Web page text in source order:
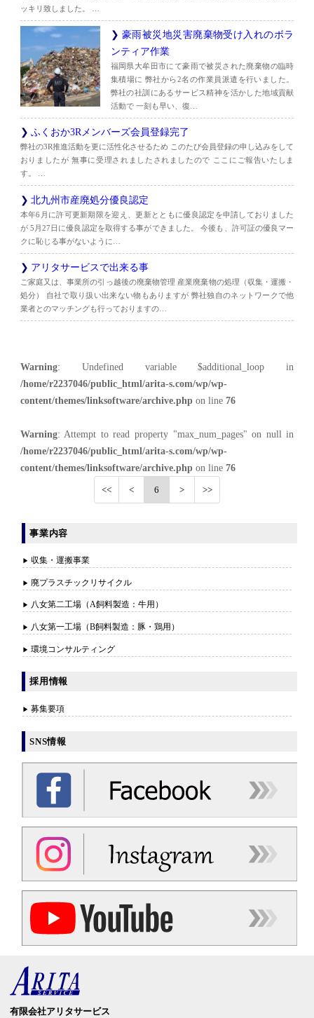
ッキリ致しました。 …
豪雨被災地災害廃棄物受け入れのボラ
ンティア作業
福岡県大牟田市にて豪雨で被災された廃棄物の臨時
集積場に 弊社から2名の作業員派遣を行いました。
弊社の社訓にあるサービス精神を活かした地域貢献
活動で 一刻も早い、復…
ふくおか3Rメンバーズ会員登録完了
弊社の3R推進活動を更に活性化させるため このたび会員登録の申し込みをして
おりましたが 無事に受理されましたされましたので ここにご報告いたしま
す。 …
北九州市産廃処分優良認定
本年6月に許可更新期限を迎え、更新とともに優良認定を申請しておりました
が 5月27日に優良認定を取得する事ができました。 今後も、許可証の優良マー
クに恥じる事がないように…
アリタサービスで出来る事
ご家庭又は、事業所の引っ越後の廃棄物管理 産業廃棄物の処理（収集・運搬・
処分） 自社で取り扱い出来ない物もありますが 弊社独自のネットワークで他
業者とのマッチングも行っておりますの…
Warning: Undefined variable $additional_loop in
/home/r2237046/public_html/arita-s.com/wp/wp-
content/themes/linksoftware/archive.phpon line 76
Warning: Attempt to read property "max_num_pages" on null in
/home/r2237046/public_html/arita-s.com/wp/wp-
content/themes/linksoftware/archive.phpon line 76
6
事業内容
収集・運搬事業
廃プラスチックリサイクル
八女第二工場（A飼料製造：牛用）
八女第一工場（B飼料製造：豚・鶏用）
環境コンサルティング
採用情報
募集要項
SNS情報
有限会社アリタサービス